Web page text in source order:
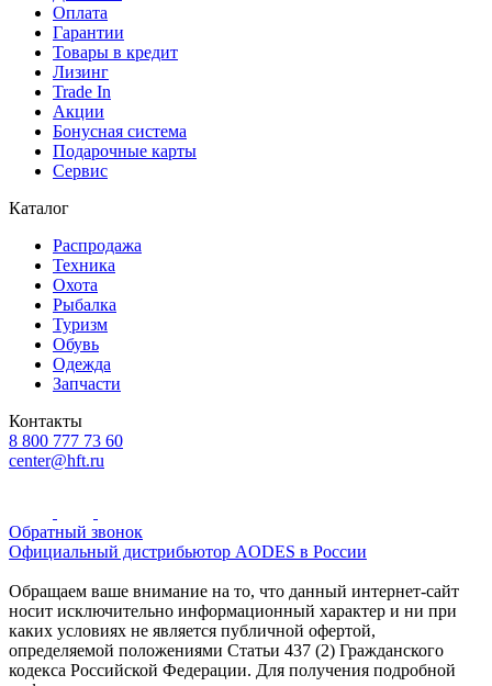
Оплата
Гарантии
Товары в кредит
Лизинг
Trade In
Акции
Бонусная система
Подарочные карты
Сервис
Каталог
Распродажа
Техника
Охота
Рыбалка
Туризм
Обувь
Одежда
Запчасти
Контакты
8 800 777 73 60
center@hft.ru
Обратный звонок
Официальный дистрибьютор AODES в России
Обращаем ваше внимание на то, что данный интернет-сайт
носит исключительно информационный характер и ни при
каких условиях не является публичной офертой,
определяемой положениями Статьи 437 (2) Гражданского
кодекса Российской Федерации. Для получения подробной